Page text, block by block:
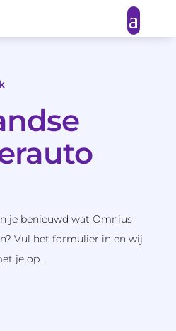
je benieuwd wat Omnius
Vul het formulier in en wij
je op.